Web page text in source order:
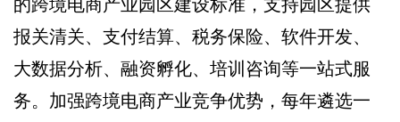
的跨境电商产业园区建设标准，支持园区提供
报关清关、支付结算、税务保险、软件开发、
大数据分析、融资孵化、培训咨询等一站式服
务。加强跨境电商产业竞争优势，每年遴选一